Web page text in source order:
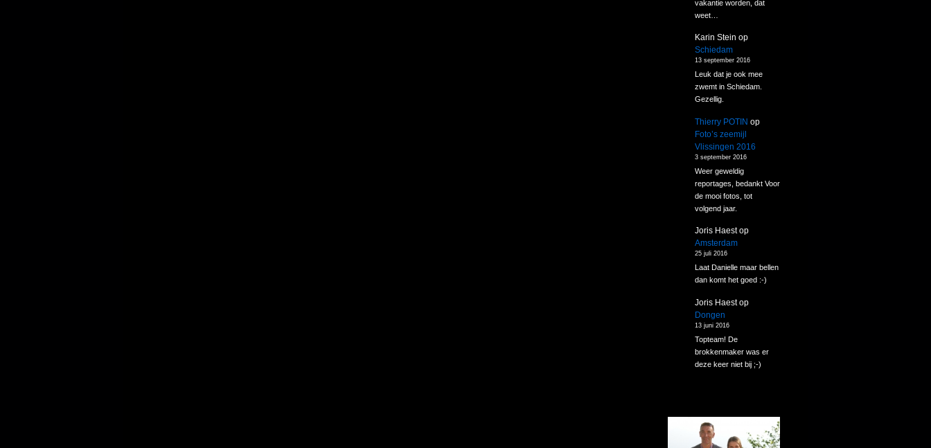
vakantie worden, dat
weet…
Karin Stein op
Schiedam
13 september 2016
Leuk dat je ook mee
zwemt in Schiedam.
Gezellig.
Thierry POTIN op
Foto’s zeemijl
Vlissingen 2016
3 september 2016
Weer geweldig
reportages, bedankt Voor
de mooi fotos, tot
volgend jaar.
Joris Haestop
Amsterdam
25 juli 2016
Laat Danielle maar bellen
dan komt het goed :-)
Joris Haestop
Dongen
13 juni 2016
Topteam! De
brokkenmaker was er
deze keer niet bij ;-)